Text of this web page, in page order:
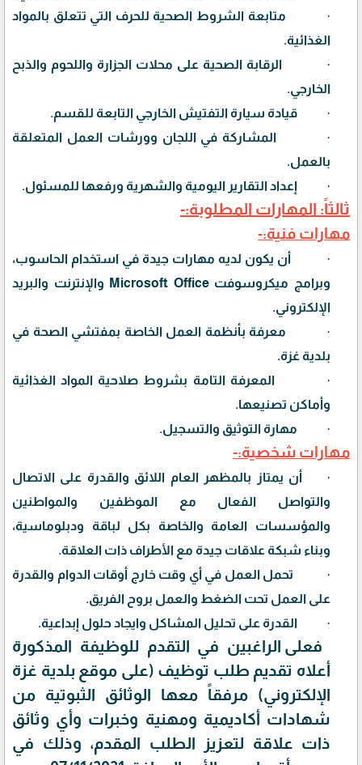
· متابعة الشروط الصحية للحرف التي تتعلق بالمواد
الغذائية.
· الرقابة الصحية على محلات الجزارة واللحوم والذبح
الخارجي.
· قيادة سيارة التفتيش الخارجي التابعة للقسم.
· المشاركة في اللجان وورشات العمل المتعلقة
بالعمل.
· إعداد التقارير اليومية والشهرية ورفعها للمسئول.
ثالثاً: المهارات المطلوبة:-
مهارات فنية:-
· أن يكون لديه مهارات جيدة في استخدام الحاسوب،
وبرامج ميكروسوفت Microsoft Office والإنترنت والبريد
الإلكتروني.
· معرفة بأنظمة العمل الخاصة بمفتشي الصحة في
بلدية غزة.
· المعرفة التامة بشروط صلاحية المواد الغذائية
وأماكن تصنيعها.
· مهارة التوثيق والتسجيل.
مهارات شخصية:-
· أن يمتاز بالمظهر العام اللائق والقدرة على الاتصال
والتواصل الفعال مع الموظفين والمواطنين
والمؤسسات العامة والخاصة بكل لباقة ودبلوماسية،
وبناء شبكة علاقات جيدة مع الأطراف ذات العلاقة.
· تحمل العمل في أي وقت خارج أوقات الدوام والقدرة
على العمل تحت الضغط والعمل بروح الفريق.
· القدرة على تحليل المشاكل وايجاد حلول إبداعية.
فعلى الراغبين في التقدم للوظيفة المذكورة
أعلاه تقديم طلب توظيف (على موقع بلدية غزة
الإلكتروني) مرفقاً معها الوثائق الثبوتية من
شهادات أكاديمية ومهنية وخبرات وأي وثائق
ذات علاقة لتعزيز الطلب المقدم، وذلك في